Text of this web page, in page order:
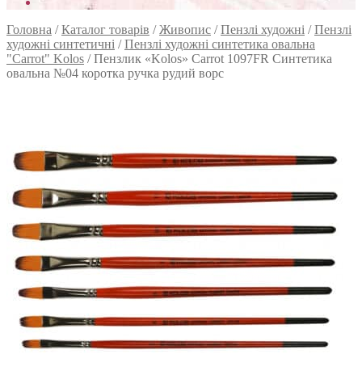
Головна /Каталог товарів /Живопис /Пензлі художні /Пензлі
художні синтетичні /Пензлі художні синтетика овальна
"Carrot" Kolos /Пензлик «Kolos» Carrot 1097FR Синтетика
овальна №04 коротка ручка рудий ворс